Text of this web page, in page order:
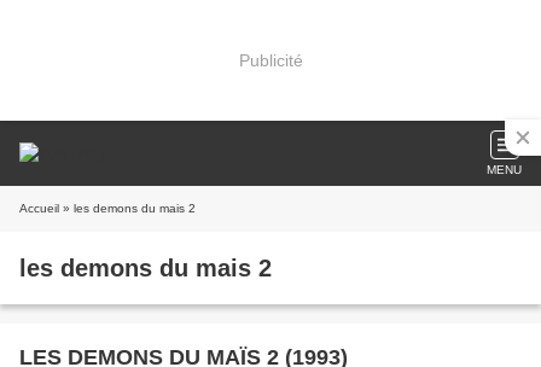
Publicité
MENU
Accueil » les demons du mais 2
les demons du mais 2
LES DEMONS DU MAÏS 2 (1993)